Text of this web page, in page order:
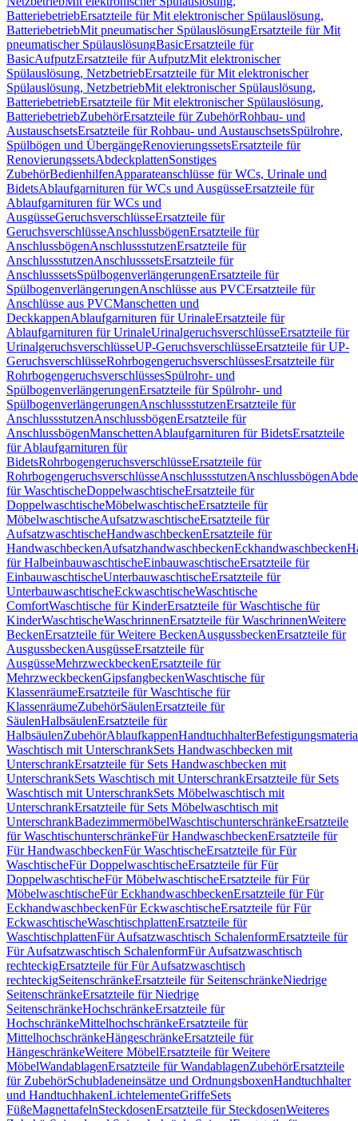
BatteriebetriebErsatzteile für Mit elektronischer Spülauslösung,
BatteriebetriebMit pneumatischer SpülauslösungErsatzteile für Mit
pneumatischer SpülauslösungBasicErsatzteile für
BasicAufputzErsatzteile für AufputzMit elektronischer
Spülauslösung, NetzbetriebErsatzteile für Mit elektronischer
Spülauslösung, NetzbetriebMit elektronischer Spülauslösung,
BatteriebetriebErsatzteile für Mit elektronischer Spülauslösung,
BatteriebetriebZubehörErsatzteile für ZubehörRohbau- und
AustauschsetsErsatzteile für Rohbau- und AustauschsetsSpülrohre,
Spülbögen und ÜbergängeRenovierungssetsErsatzteile für
RenovierungssetsAbdeckplattenSonstiges
ZubehörBedienhilfenApparateanschlüsse für WCs, Urinale und
BidetsAblaufgarnituren für WCs und AusgüsseErsatzteile für
Ablaufgarnituren für WCs und
AusgüsseGeruchsverschlüsseErsatzteile für
GeruchsverschlüsseAnschlussbögenErsatzteile für
AnschlussbögenAnschlussstutzenErsatzteile für
AnschlussstutzenAnschlusssetsErsatzteile für
AnschlusssetsSpülbogenverlängerungenErsatzteile für
SpülbogenverlängerungenAnschlüsse aus PVCErsatzteile für
Anschlüsse aus PVCManschetten und
DeckkappenAblaufgarnituren für UrinaleErsatzteile für
Ablaufgarnituren für UrinaleUrinalgeruchsverschlüsseErsatzteile für
UrinalgeruchsverschlüsseUP-GeruchsverschlüsseErsatzteile für UP-
GeruchsverschlüsseRohrbogengeruchsverschlüssesErsatzteile für
RohrbogengeruchsverschlüssesSpülrohr- und
SpülbogenverlängerungenErsatzteile für Spülrohr- und
SpülbogenverlängerungenAnschlussstutzenErsatzteile für
AnschlussstutzenAnschlussbögenErsatzteile für
AnschlussbögenManschettenAblaufgarnituren für BidetsErsatzteile
für Ablaufgarnituren für
BidetsRohrbogengeruchsverschlüsseErsatzteile für
RohrbogengeruchsverschlüsseAnschlussstutzenAnschlussbögen
für WaschtischeDoppelwaschtischeErsatzteile für
DoppelwaschtischeMöbelwaschtischeErsatzteile für
MöbelwaschtischeAufsatzwaschtischeErsatzteile für
AufsatzwaschtischeHandwaschbeckenErsatzteile für
HandwaschbeckenAufsatzhandwaschbeckenEckhandwaschbecken
für HalbeinbauwaschtischeEinbauwaschtischeErsatzteile für
EinbauwaschtischeUnterbauwaschtischeErsatzteile für
UnterbauwaschtischeEckwaschtischeWaschtische
ComfortWaschtische für KinderErsatzteile für Waschtische für
KinderWaschtischeWaschrinnenErsatzteile für WaschrinnenWeitere
BeckenErsatzteile für Weitere BeckenAusgussbeckenErsatzteile für
AusgussbeckenAusgüsseErsatzteile für
AusgüsseMehrzweckbeckenErsatzteile für
MehrzweckbeckenGipsfangbeckenWaschtische für
KlassenräumeErsatzteile für Waschtische für
KlassenräumeZubehörSäulenErsatzteile für
SäulenHalbsäulenErsatzteile für
HalbsäulenZubehörAblaufkappenHandtuchhalter
Waschtisch mit UnterschrankSets Handwaschbecken mit
UnterschrankErsatzteile für Sets Handwaschbecken mit
UnterschrankSets Waschtisch mit UnterschrankErsatzteile für Sets
Waschtisch mit UnterschrankSets Möbelwaschtisch mit
UnterschrankErsatzteile für Sets Möbelwaschtisch mit
UnterschrankBadezimmermöbelWaschtischunterschränkeErsatzteile
für WaschtischunterschränkeFür HandwaschbeckenErsatzteile für
Für HandwaschbeckenFür WaschtischeErsatzteile für Für
WaschtischeFür DoppelwaschtischeErsatzteile für Für
DoppelwaschtischeFür MöbelwaschtischeErsatzteile für Für
MöbelwaschtischeFür EckhandwaschbeckenErsatzteile für Für
EckhandwaschbeckenFür EckwaschtischeErsatzteile für Für
EckwaschtischeWaschtischplattenErsatzteile für
WaschtischplattenFür Aufsatzwaschtisch SchalenformErsatzteile für
Für Aufsatzwaschtisch SchalenformFür Aufsatzwaschtisch
rechteckigErsatzteile für Für Aufsatzwaschtisch
rechteckigSeitenschränkeErsatzteile für SeitenschränkeNiedrige
SeitenschränkeErsatzteile für Niedrige
SeitenschränkeHochschränkeErsatzteile für
HochschränkeMittelhochschränkeErsatzteile für
MittelhochschränkeHängeschränkeErsatzteile für
HängeschränkeWeitere MöbelErsatzteile für Weitere
MöbelWandablagenErsatzteile für WandablagenZubehörErsatzteile
für ZubehörSchubladeneinsätze und OrdnungsboxenHandtuchhalter
und HandtuchhakenLichtelementeGriffeSets
FüßeMagnettafelnSteckdosenErsatzteile für SteckdosenWeiteres